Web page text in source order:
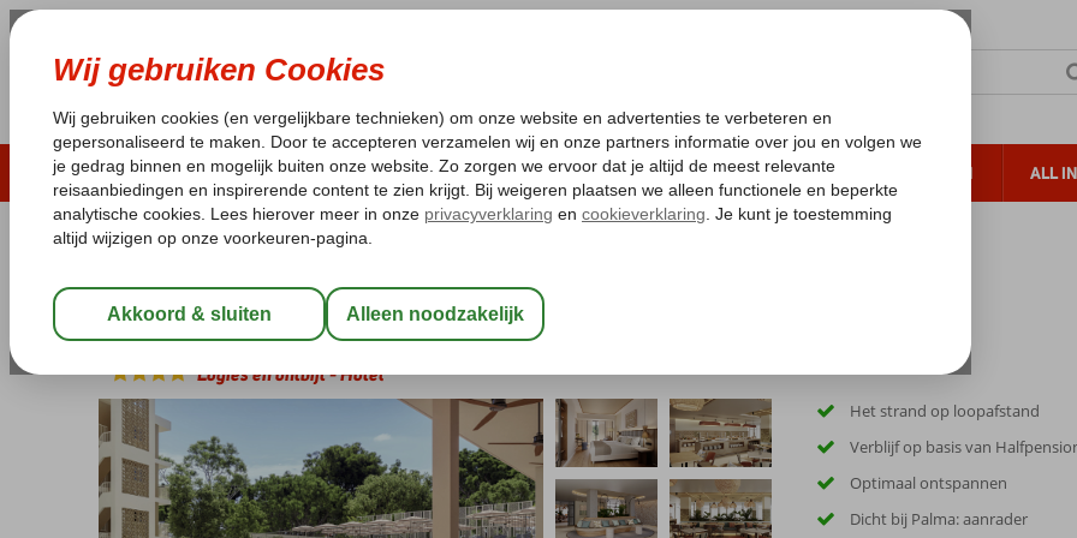
ZOMER 2026 LAST MINUTES WINTERZON ZONVAKANTIES VERRE REIZEN ALL
Laagsteprijsgarantie* Geen fueltoeslag Gratis annuleren*
Home
Spanje Balearen Mallorca Ca'n Pastilla Alua Linda Mallorca
Alua Linda Mallorca
Logies en ontbijt-Hotel
Het strand op loopafstand
Verblijf op basis van
Optimaal ontspannen
Dicht bij Palma: aanrader